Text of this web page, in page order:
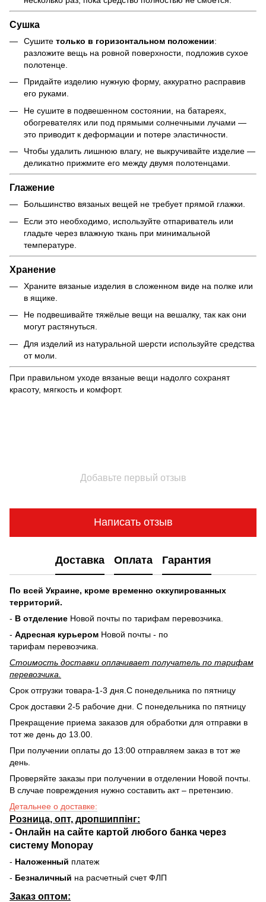
Сушка
Сушите только в горизонтальном положении:
разложите вещь на ровной поверхности, подложив сухое
полотенце.
Придайте изделию нужную форму, аккуратно расправив
его руками.
Не сушите в подвешенном состоянии, на батареях,
обогревателях или под прямыми солнечными лучами —
это приводит к деформации и потере эластичности.
Чтобы удалить лишнюю влагу, не выкручивайте изделие —
деликатно прижмите его между двумя полотенцами.
Глажение
Большинство вязаных вещей не требует прямой глажки.
Если это необходимо, используйте отпариватель или
гладьте через влажную ткань при минимальной
температуре.
Хранение
Храните вязаные изделия в сложенном виде на полке или
в ящике.
Не подвешивайте тяжёлые вещи на вешалку, так как они
могут растянуться.
Для изделий из натуральной шерсти используйте средства
от моли.
При правильном уходе вязаные вещи надолго сохранят
красоту, мягкость и комфорт.
Добавьте первый отзыв
Написать отзыв
Доставка Оплата Гарантия
По всей Украине, кроме временно оккупированных
территорий.
- В отделение Новой почты по тарифам перевозчика.
- Адресная курьером Новой почты - по
тарифам перевозчика.
Стоимость доставки оплачивает получатель по тарифам
перевозчика.
Срок отгрузки товара-1-3 дня.С понедельника по пятницу
Срок доставки 2-5 рабочие дни. С понедельника по пятницу
Прекращение приема заказов для обработки для отправки в
тот же день до 13.00.
При получении оплаты до 13:00 отправляем заказ в тот же
день.
Проверяйте заказы при получении в отделении Новой почты.
В случае повреждения нужно составить акт – претензию.
Детальнее о доставке:
Розница, опт, дропшиппінг:
- Онлайн на сайте картой любого банка через
систему Monopay
- Наложенный платеж
- Безналичный на расчетный счет ФЛП
Заказ оптом: